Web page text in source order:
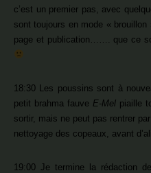
c’est un premier pas, avec
sont toujours en mode «
page et publication……. que ce
18:30 Les poussins sont à
petit brahma fauve E-Mel piaille
sortir, mais ne peut pas rentrer
nettoyage des copeaux, avant
19:00 Je termine la rédaction